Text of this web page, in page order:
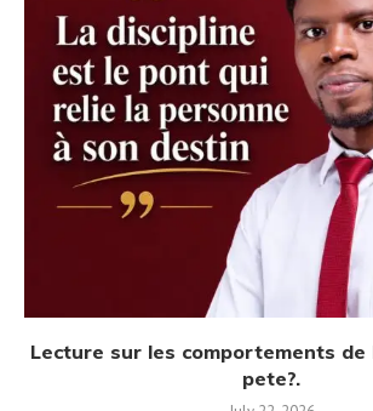
Lecture sur les comportements de
pete?.